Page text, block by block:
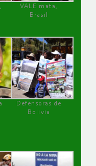
VALE mata,
Brasil
Defensoras de
Bolivia